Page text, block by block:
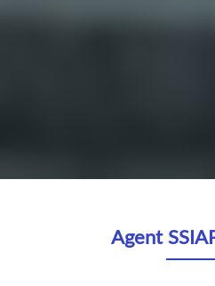
Agent